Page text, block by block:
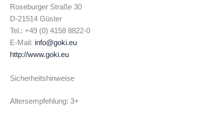
Roseburger Straße 30
D-21514 Güster
Tel.: +49 (0) 4158 8822-0
E-Mail: info@goki.eu
http://www.goki.eu
Sicherheitshinweise
Altersempfehlung: 3+